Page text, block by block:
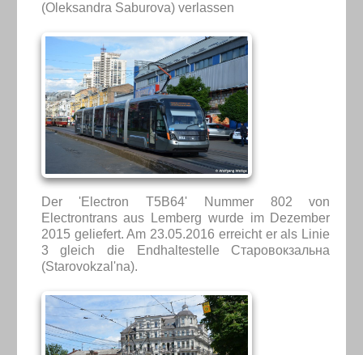
(Oleksandra Saburova) verlassen
Der 'Electron T5B64' Nummer 802 von
Electrontrans aus Lemberg wurde im Dezember
2015 geliefert. Am 23.05.2016 erreicht er als Linie
3 gleich die Endhaltestelle Старовокзальна
(Starovokzal'na).